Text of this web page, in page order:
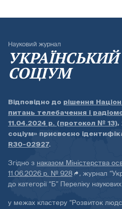
Науковий журнал
УКРАЇНСЬКИЙ
СОЦІУМ
Відповідно до рішення
питань телебачення і
11.04.2024 р. (протокол № 13),
соціум» присвоєно
R30-02927.
Згідно з наказом Міністерства
11.06.2026 р. № 928
, журнал
до категорії “Б” Переліку
у межах кластеру “Розвиток